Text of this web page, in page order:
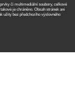
či multimediální soubory, celkové
je chráněno. Obsah stránek ani
užity bez předchozího výslovného